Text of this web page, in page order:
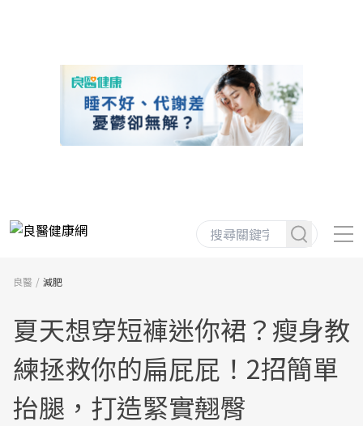
良醫 減肥
夏天想穿短褲迷你裙？瘦身教
練拯救你的扁屁屁！2招簡單
抬腿，打造緊實翹臀